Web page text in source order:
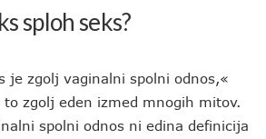
sploh seks?
je zgolj vaginalni spolni odnos,«
zgolj eden izmed mnogih mitov.
spolni odnos ni edina definicija